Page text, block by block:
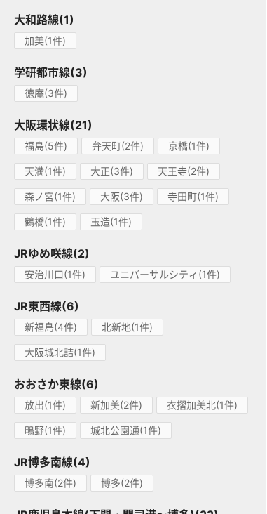
大和路線(1)
加美(1件)
学研都市線(3)
徳庵(3件)
大阪環状線(21)
福島(5件) 弁天町(2件) 京橋(1件)
天満(1件) 大正(3件) 天王寺(2件)
森ノ宮(1件) 大阪(3件) 寺田町(1件)
鶴橋(1件) 玉造(1件)
JRゆめ咲線(2)
安治川口(1件) ユニバーサルシティ(1件)
JR東西線(6)
新福島(4件) 北新地(1件)
大阪城北詰(1件)
おおさか東線(6)
放出(1件) 新加美(2件) 衣摺加美北(1件)
鴫野(1件) 城北公園通(1件)
JR博多南線(4)
博多南(2件) 博多(2件)